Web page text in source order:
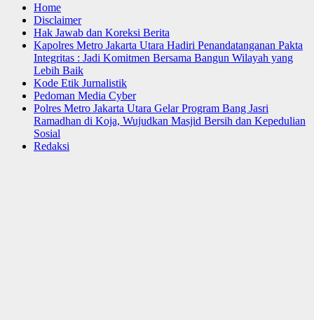
Home
Disclaimer
Hak Jawab dan Koreksi Berita
Kapolres Metro Jakarta Utara Hadiri Penandatanganan Pakta
Integritas : Jadi Komitmen Bersama Bangun Wilayah yang
Lebih Baik
Kode Etik Jurnalistik
Pedoman Media Cyber
Polres Metro Jakarta Utara Gelar Program Bang Jasri
Ramadhan di Koja, Wujudkan Masjid Bersih dan Kepedulian
Sosial
Redaksi